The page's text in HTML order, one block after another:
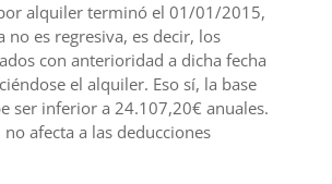
alquiler terminó el 01/01/2015,
no es regresiva, es decir, los
con anterioridad a dicha fecha
el alquiler. Eso sí, la base
ser inferior a 24.107,20€ anuales.
afecta a las deducciones